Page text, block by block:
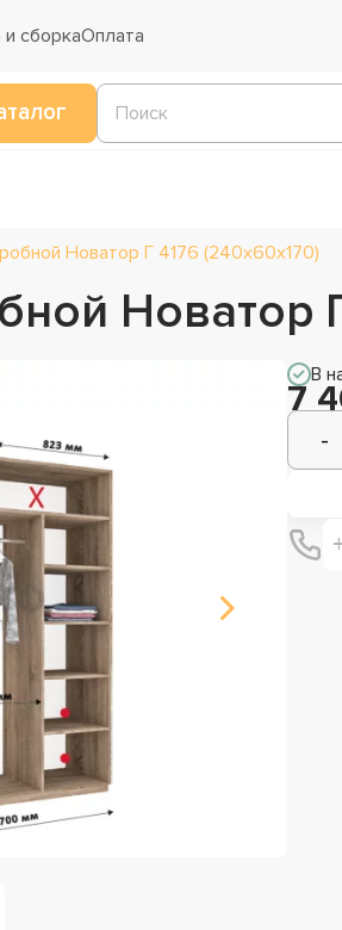
сборкаОплата
Новатор Г 4176 (240х60х170)
Новатор
В
7